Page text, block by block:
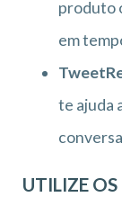
produto
em
te ajuda
UTILIZE